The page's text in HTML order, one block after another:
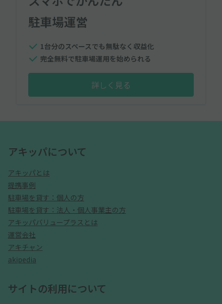
駐車場運営
1台分のスペースでも無駄なく収益化
完全無料で駐車場運用を始められる
詳しく見る
アキッパについて
アキッパとは
提携事例
駐車場を貸す：個人の方
駐車場を貸す：法人・個人事業主の方
アキッパバリュープラスとは
運営会社
アキチャン
akipedia
サイトの利用について